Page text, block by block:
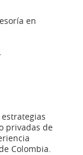
en
privadas de
Colombia.